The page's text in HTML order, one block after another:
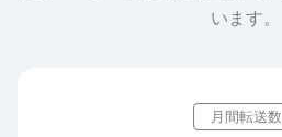
います。
月間転送数